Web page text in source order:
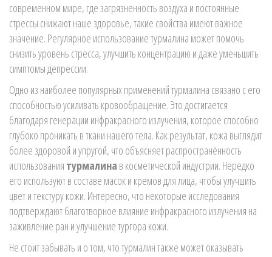
современном мире, где загрязненность воздуха и постоянные
стрессы снижают наше здоровье, такие свойства имеют важное
значение. Регулярное использование турмалина может помочь
снизить уровень стресса, улучшить концентрацию и даже уменьшить
симптомы депрессии.
Одно из наиболее популярных применений турмалина связано с его
способностью усиливать кровообращение. Это достигается
благодаря генерации инфракрасного излучения, которое способно
глубоко проникать в ткани нашего тела. Как результат, кожа выглядит
более здоровой и упругой, что объясняет распространённость
использования турмалина в косметической индустрии. Нередко
его используют в составе масок и кремов для лица, чтобы улучшить
цвет и текстуру кожи. Интересно, что некоторые исследования
подтверждают благотворное влияние инфракрасного излучения на
заживление ран и улучшение тургора кожи.
Не стоит забывать и о том, что турмалин также может оказывать